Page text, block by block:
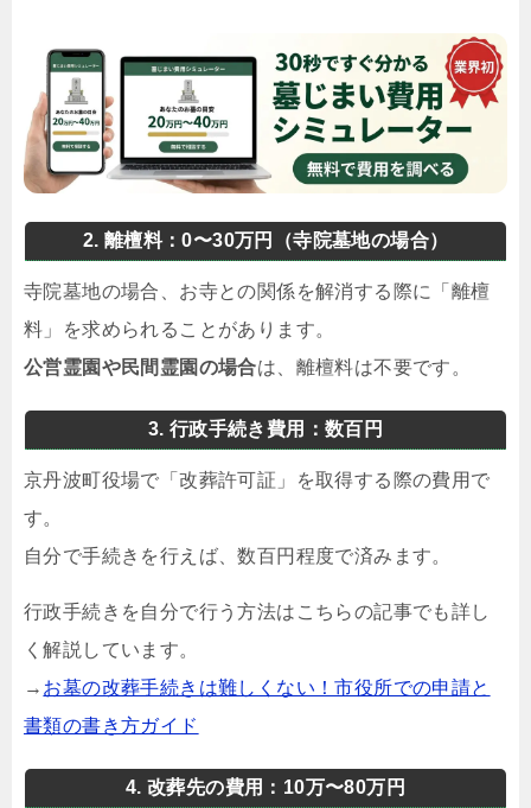
2. 離檀料：0〜30万円（寺院墓地の場合）
寺院墓地の場合、お寺との関係を解消する際に「離檀
料」を求められることがあります。
公営霊園や民間霊園の場合は、離檀料は不要です。
3. 行政手続き費用：数百円
京丹波町役場で「改葬許可証」を取得する際の費用で
す。
自分で手続きを行えば、数百円程度で済みます。
行政手続きを自分で行う方法はこちらの記事でも詳し
く解説しています。
→ お墓の改葬手続きは難しくない！市役所での申請と
書類の書き方ガイド
4. 改葬先の費用：10万〜80万円